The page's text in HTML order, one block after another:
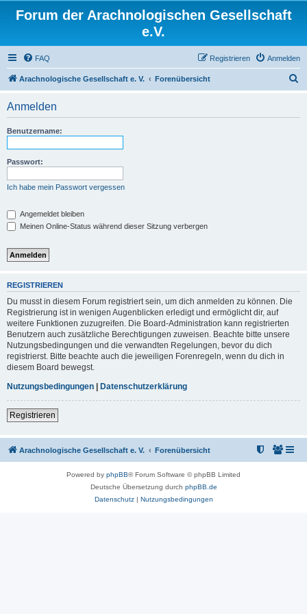
Forum der Arachnologischen Gesellschaft
e.V.
FAQ Anmelden
Registrieren
Arachnologische Gesellschaft e. V. Forenübersicht
Anmelden
Benutzername:
Passwort:
Ich habe mein Passwort vergessen
Angemeldet bleiben
Meinen Online-Status während dieser Sitzung verbergen
REGISTRIEREN
Du musst in diesem Forum registriert sein, um dich anmelden zu können. Die
Registrierung ist in wenigen Augenblicken erledigt und ermöglicht dir, auf
weitere Funktionen zuzugreifen. Die Board-Administration kann registrierten
Benutzern auch zusätzliche Berechtigungen zuweisen. Beachte bitte unsere
Nutzungsbedingungen und die verwandten Regelungen, bevor du dich
registrierst. Bitte beachte auch die jeweiligen Forenregeln, wenn du dich in
diesem Board bewegst.
Nutzungsbedingungen | Datenschutzerklärung
Registrieren
Arachnologische Gesellschaft e. V. Forenübersicht
Powered by phpBB® Forum Software © phpBB Limited
Deutsche Übersetzung durch phpBB.de
Datenschutz| Nutzungsbedingungen